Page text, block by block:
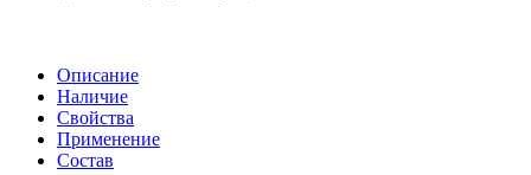
Описание
Наличие
Свойства
Применение
Состав